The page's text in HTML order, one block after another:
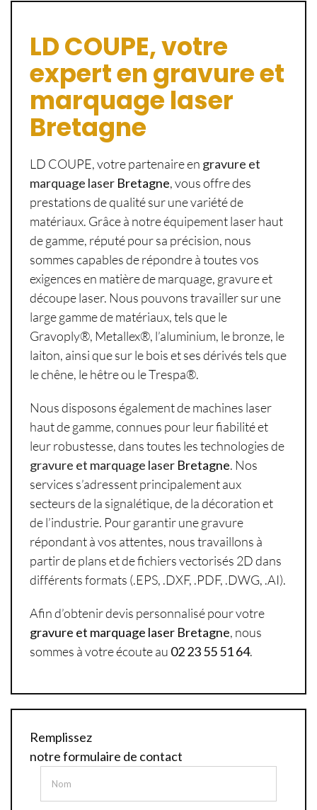
LD COUPE, votre
expert en gravure et
marquage laser
Bretagne
LD COUPE, votre partenaire en gravure et
marquage laser Bretagne, vous offre des
prestations de qualité sur une variété de
matériaux. Grâce à notre équipement laser haut
de gamme, réputé pour sa précision, nous
sommes capables de répondre à toutes vos
exigences en matière de marquage, gravure et
découpe laser. Nous pouvons travailler sur une
large gamme de matériaux, tels que le
Gravoply®, Metallex®, l’aluminium, le bronze, le
laiton, ainsi que sur le bois et ses dérivés tels que
le chêne, le hêtre ou le Trespa®.
Nous disposons également de machines laser
haut de gamme, connues pour leur fiabilité et
leur robustesse, dans toutes les technologies de
gravure et marquage laser Bretagne. Nos
services s’adressent principalement aux
secteurs de la signalétique, de la décoration et
de l’industrie. Pour garantir une gravure
répondant à vos attentes, nous travaillons à
partir de plans et de fichiers vectorisés 2D dans
différents formats (.EPS, .DXF, .PDF, .DWG, .AI).
Afin d’obtenir devis personnalisé pour votre
gravure et marquage laser Bretagne, nous
sommes à votre écoute au 02 23 55 51 64.
Remplissez
notre formulaire de contact